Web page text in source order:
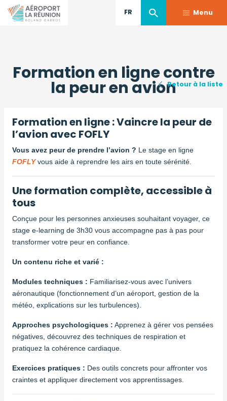
contenu
principal
FR Menu
Formation en ligne contre
la peur en avion
Formation en ligne : Vaincre la peur de
l’avion avec FOFLY
Vous avez peur de prendre l’avion ? Le stage en ligne
FOFLY vous aide à reprendre les airs en toute sérénité.
Une formation complète, accessible à
tous
Conçue pour les personnes anxieuses souhaitant voyager, ce
stage e-learning de 3h30 vous accompagne pas à pas pour
transformer votre peur en confiance.
Un contenu riche et varié :
Modules techniques : Familiarisez-vous avec l’univers
aéronautique (fonctionnement d’un aéroport, gestion de la
météo, explications sur les turbulences).
Approches psychologiques : Apprenez à gérer vos pensées
négatives, découvrez des techniques de respiration et
pratiquez la cohérence cardiaque.
Exercices pratiques : Des outils concrets pour affronter vos
craintes et appliquer directement vos apprentissages.
Retour à la liste